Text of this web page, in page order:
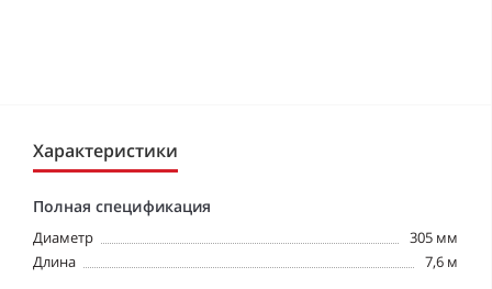
Характеристики
Полная спецификация
Диаметр
305 мм
Длина
7,6 м